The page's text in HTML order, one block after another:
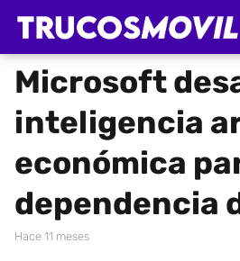
Microsoft
inteligencia
económica
dependencia
hace 11 meses